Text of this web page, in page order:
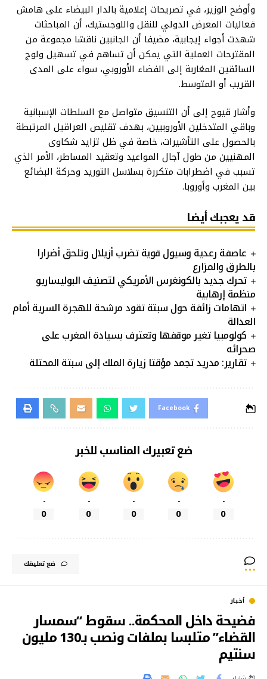
وأوضح الوزير، في تصريحات إعلامية بالدار البيضاء على هامش
فعاليات المعرض الدولي للنقل واللوجستيك، أن المباحثات
شهدت أجواء إيجابية، مضيفا أن الجانبين ناقشا مجموعة من
المقترحات العملية التي يمكن أن تساهم في تسهيل ولوج
السائقين المغاربة إلى الفضاء الأوروبي، سواء على المدى
القريب أو المتوسط.
وأشار قيوح إلى أن التنسيق متواصل مع السلطات الإسبانية
وباقي المتدخلين الأوروبيين، بهدف تقليص العراقيل المرتبطة
بالحصول على التأشيرات، خاصة في ظل تزايد شكاوى
المهنيين من طول آجال المواعيد وتعقيد المساطر، الأمر الذي
تسبب في اضطرابات متكررة بسلاسل التوريد وحركة البضائع
بين المغرب وأوروبا.
قد يعجبك أيضا
عاصفة رعدية وسيول قوية تضرب أزيلال وتلحق أضرارا
بالطرق والمزارع
تحرك جديد بالكونغرس الأمريكي لتصنيف البوليساريو
منظمة إرهابية
اتهامات زائفة حول سبتة تقود مرشحة للهجرة السرية أمام
العدالة
كولومبيا تغير موقفها وتعترف بسيادة المغرب على
صحرائه
تقارير: مدريد تجمد مؤقتا زيارة الملك إلى سبتة المحتلة
Facebook
ضع تعبيرك المناسب للخبر
-
0
-
0
-
0
-
0
-
0
ضع تعليقك
أخبار
فضيحة داخل المحكمة.. سقوط “سمسار
القضاء” متلبسا بملفات ونصب بـ130 مليون
سنتيم